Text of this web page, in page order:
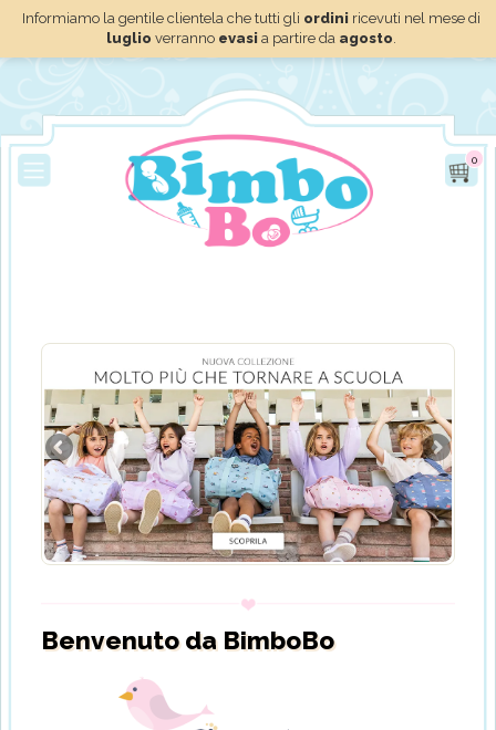
Informiamo la gentile clientela che tutti gli ordini ricevuti nel mese di
luglio verranno evasi a partire da agosto.
0
Benvenuto da BimboBo